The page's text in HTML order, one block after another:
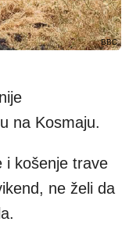
BBC
na Kosmaju.
i košenje trave
ne želi da